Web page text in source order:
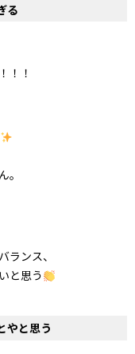
る
！！
。
ランス、
と思う
やと思う